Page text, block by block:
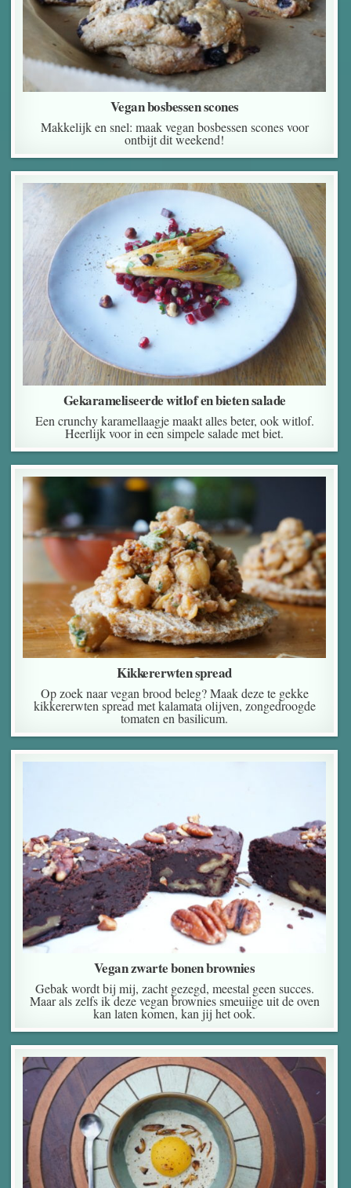
Vegan bosbessen scones
Makkelijk en snel: maak vegan bosbessen scones voor
ontbijt dit weekend!
Gekarameliseerde witlof en bieten salade
Een crunchy karamellaagje maakt alles beter, ook witlof.
Heerlijk voor in een simpele salade met biet.
Kikkererwten spread
Op zoek naar vegan brood beleg? Maak deze te gekke
kikkererwten spread met kalamata olijven, zongedroogde
tomaten en basilicum.
Vegan zwarte bonen brownies
Gebak wordt bij mij, zacht gezegd, meestal geen succes.
Maar als zelfs ik deze vegan brownies smeuiige uit de oven
kan laten komen, kan jij het ook.